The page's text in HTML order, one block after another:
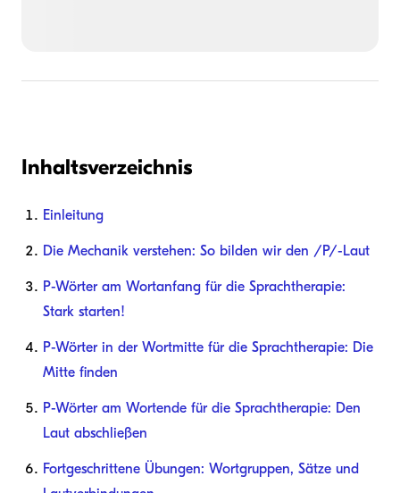
Inhaltsverzeichnis
Einleitung
Die Mechanik verstehen: So bilden wir den /P/-Laut
P-Wörter am Wortanfang für die Sprachtherapie:
Stark starten!
P-Wörter in der Wortmitte für die Sprachtherapie: Die
Mitte finden
P-Wörter am Wortende für die Sprachtherapie: Den
Laut abschließen
Fortgeschrittene Übungen: Wortgruppen, Sätze und